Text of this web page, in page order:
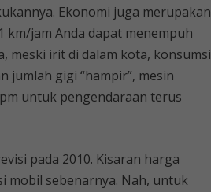
Ekonomi juga merupakan
jam Anda dapat menempuh
meski irit di dalam kota, konsumsi
jumlah gigi “hampir”, mesin
untuk pengendaraan terus
pada 2010. Kisaran harga
mobil sebenarnya. Nah, untuk